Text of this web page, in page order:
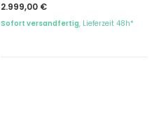
2.999,00 €
Sofort versandfertig, Lieferzeit 48h*